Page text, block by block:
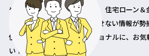
や最新のライフスタイル提案、住宅ローン
てなど、住まいづくりに欠かせない情報が勢
住まいづくりのプロフェッショナルに、お
い！